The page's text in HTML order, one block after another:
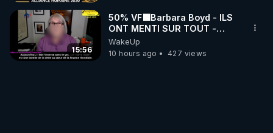
15:56
50% VF🟩Barbara Boyd - ILS
ONT MENTI SUR TOUT -
Jocelyne Traduction
WakeUp
10 hours ago
427 views